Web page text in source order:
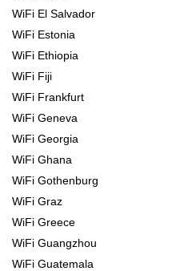
WiFi El Salvador
WiFi Estonia
WiFi Ethiopia
WiFi Fiji
WiFi Frankfurt
WiFi Geneva
WiFi Georgia
WiFi Ghana
WiFi Gothenburg
WiFi Graz
WiFi Greece
WiFi Guangzhou
WiFi Guatemala